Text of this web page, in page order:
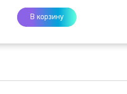
В корзину